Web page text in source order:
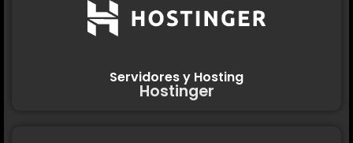
Servidores y Hosting
Hostinger